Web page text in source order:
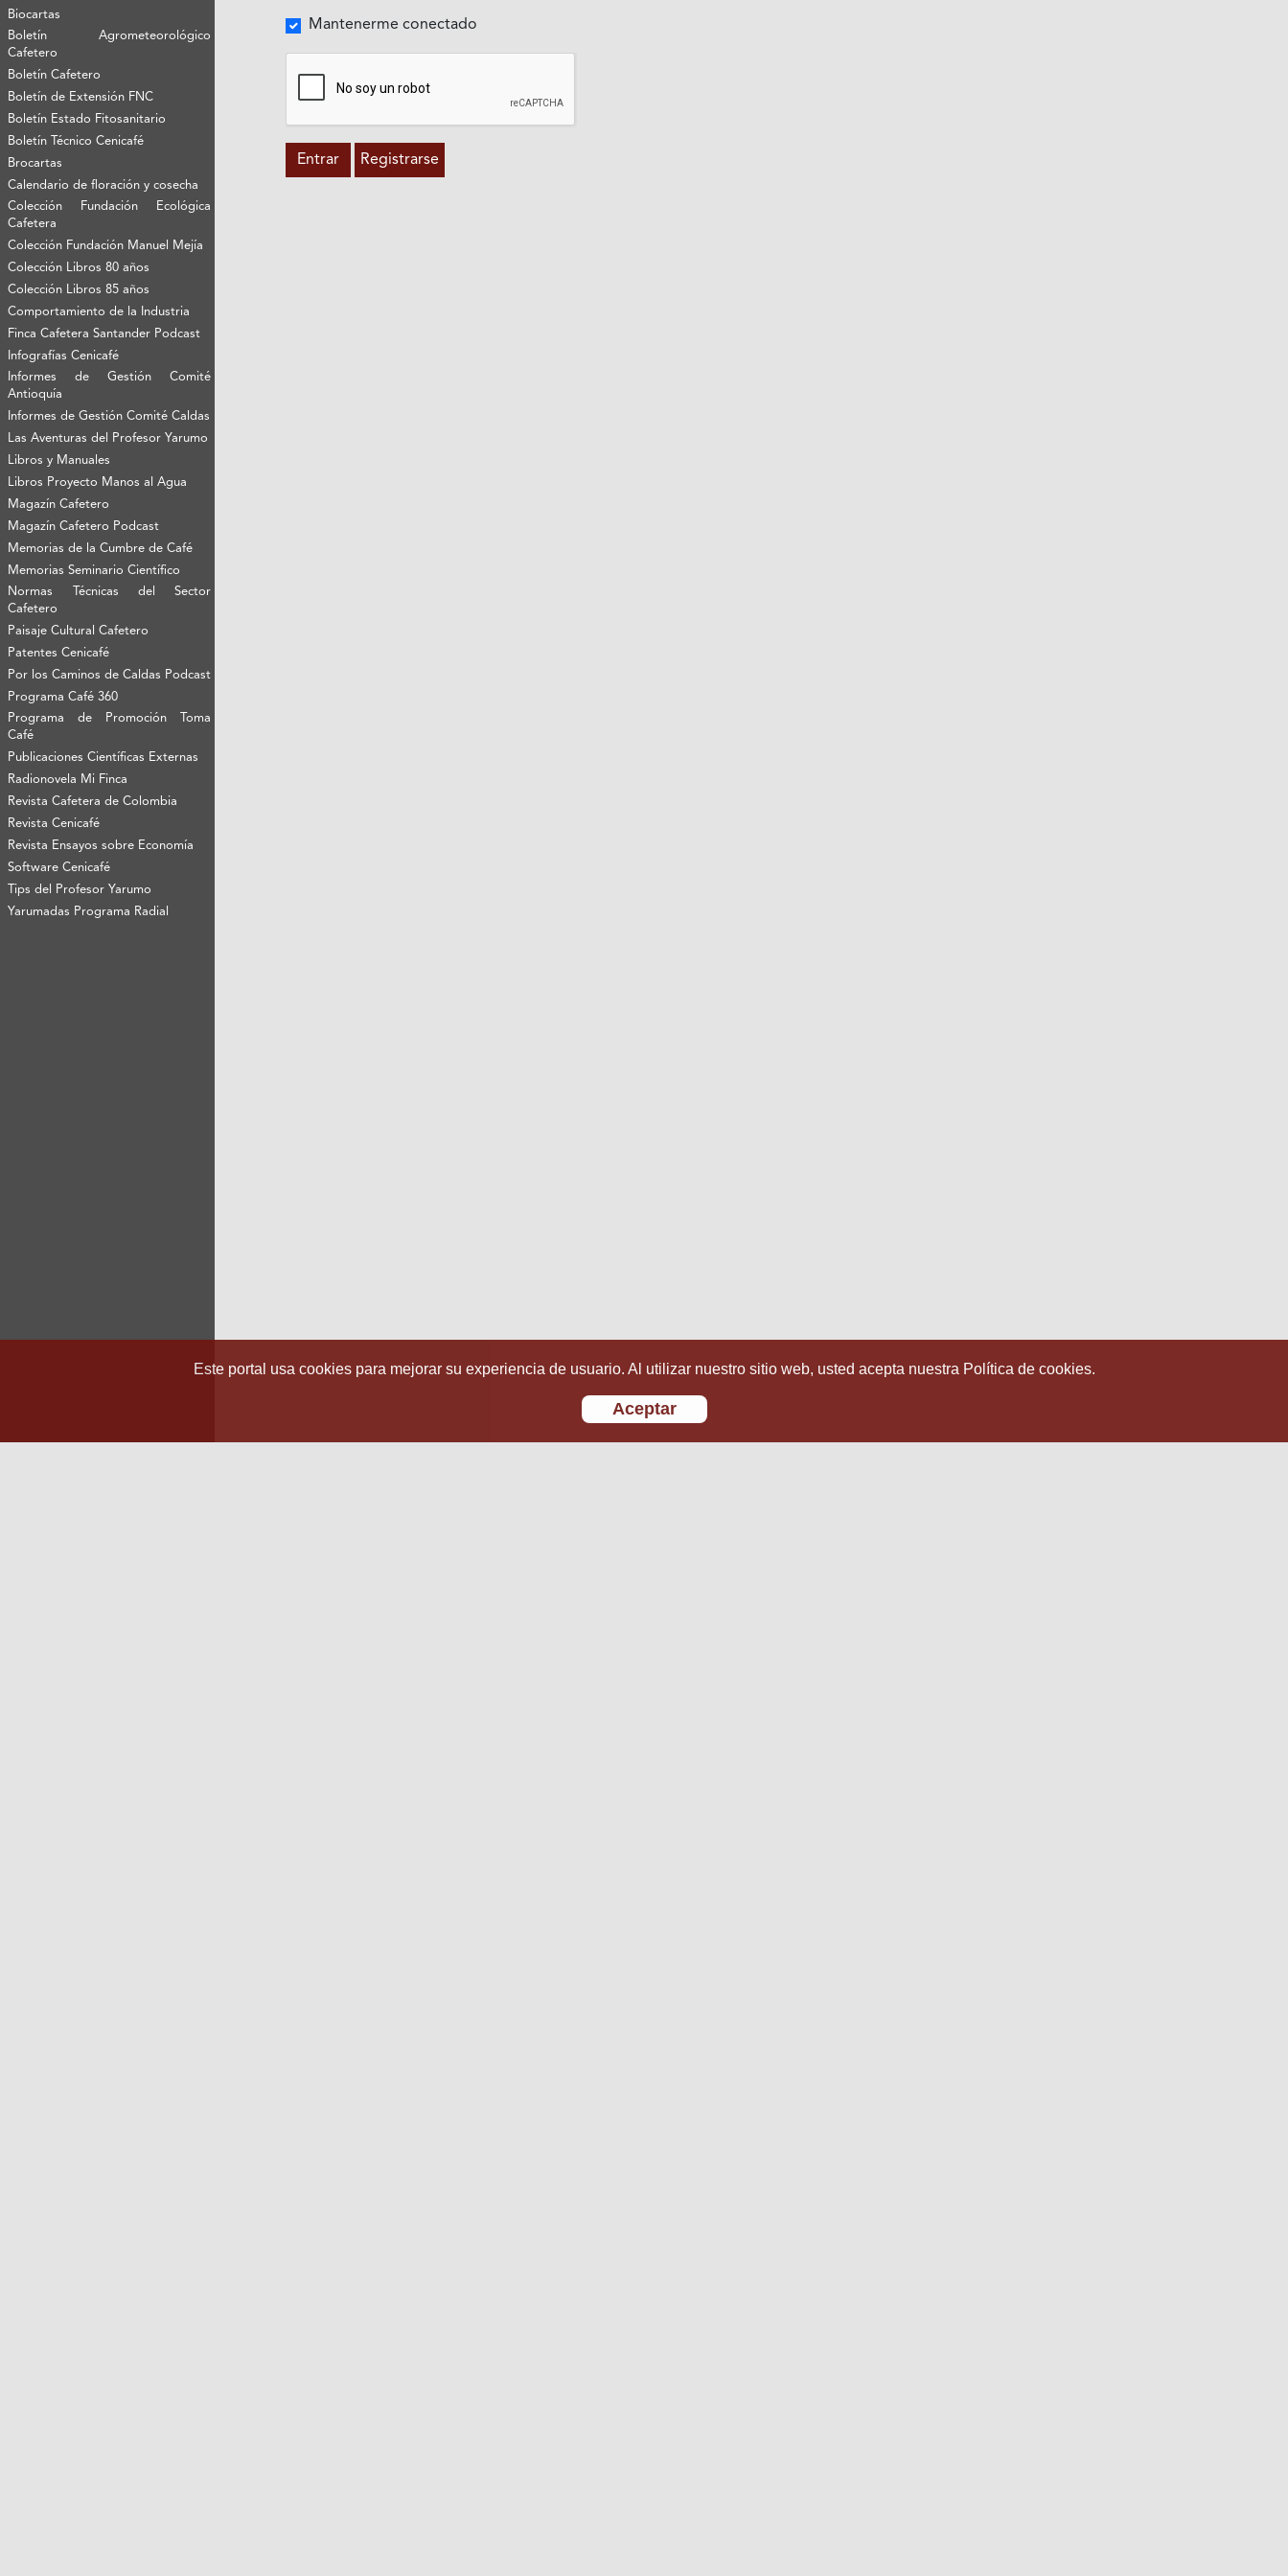
Biocartas
Boletín Agrometeorológico
Cafetero
Boletín Cafetero
Boletín de Extensión FNC
Boletín Estado Fitosanitario
Boletín Técnico Cenicafé
Brocartas
Calendario de floración y cosecha
Colección Fundación Ecológica
Cafetera
Colección Fundación Manuel Mejía
Colección Libros 80 años
Colección Libros 85 años
Comportamiento de la Industria
Finca Cafetera Santander Podcast
Infografías Cenicafé
Informes de Gestión Comité
Antioquía
Informes de Gestión Comité Caldas
Las Aventuras del Profesor Yarumo
Libros y Manuales
Libros Proyecto Manos al Agua
Magazín Cafetero
Magazín Cafetero Podcast
Memorias de la Cumbre de Café
Memorias Seminario Científico
Normas Técnicas del Sector
Cafetero
Paisaje Cultural Cafetero
Patentes Cenicafé
Por los Caminos de Caldas Podcast
Programa Café 360
Programa de Promoción Toma
Café
Publicaciones Científicas Externas
Radionovela Mi Finca
Revista Cafetera de Colombia
Revista Cenicafé
Revista Ensayos sobre Economía
Software Cenicafé
Tips del Profesor Yarumo
Yarumadas Programa Radial
Mantenerme conectado
Entrar Registrarse
Este portal usa cookies para mejorar su experiencia de usuario. Al utilizar nuestro sitio web, usted acepta nuestra Política de cookies.
Aceptar